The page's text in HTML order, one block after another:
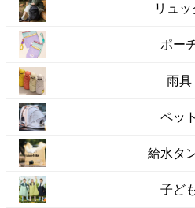
リュッ
ポー
雨具
ペット
給水タ
子ど